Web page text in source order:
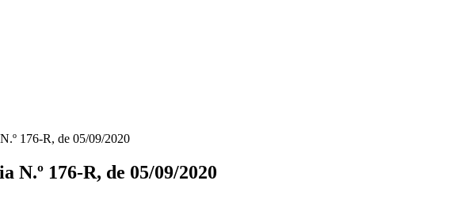
176-R, de 05/09/2020
176-R, de 05/09/2020